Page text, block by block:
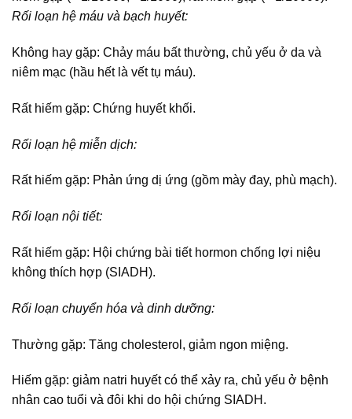
Rối loạn hệ máu và bạch huyết:
Không hay gặp: Chảy máu bất thường, chủ yếu ở da và
niêm mạc (hầu hết là vết tụ máu).
Rất hiếm gặp: Chứng huyết khối.
Rối loạn hệ miễn dịch:
Rất hiếm gặp: Phản ứng dị ứng (gồm mày đay, phù mạch).
Rối loạn nội tiết:
Rất hiếm gặp: Hội chứng bài tiết hormon chống lợi niệu
không thích hợp (SIADH).
Rối loạn chuyển hóa và dinh dưỡng:
Thường gặp: Tăng cholesterol, giảm ngon miệng.
Hiếm gặp: giảm natri huyết có thể xảy ra, chủ yếu ở bệnh
nhân cao tuổi và đôi khi do hội chứng SIADH.